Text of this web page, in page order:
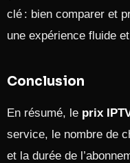
clé : bien comparer et
une expérience fluide
Conclusion
En résumé, le prix
service, le nombre de
et la durée de